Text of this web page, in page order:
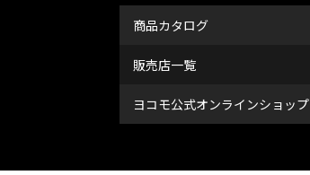
商品カタログ
販売店一覧
ヨコモ公式オンラインショップ